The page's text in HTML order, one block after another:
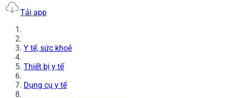
Tải app
Y tế, sức khoẻ
Thiết bị y tế
Dụng cụ y tế